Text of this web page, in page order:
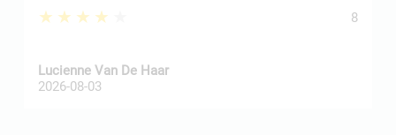
★★★★★ 8
Lucienne Van De Haar
2026-08-03